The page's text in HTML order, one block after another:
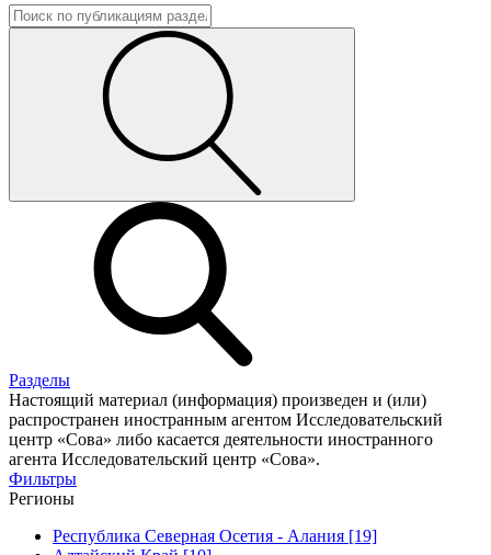
Разделы
Настоящий материал (информация) произведен и (или)
распространен иностранным агентом Исследовательский
центр «Сова» либо касается деятельности иностранного
агента Исследовательский центр «Сова».
Фильтры
Регионы
Республика Северная Осетия - Алания [19]